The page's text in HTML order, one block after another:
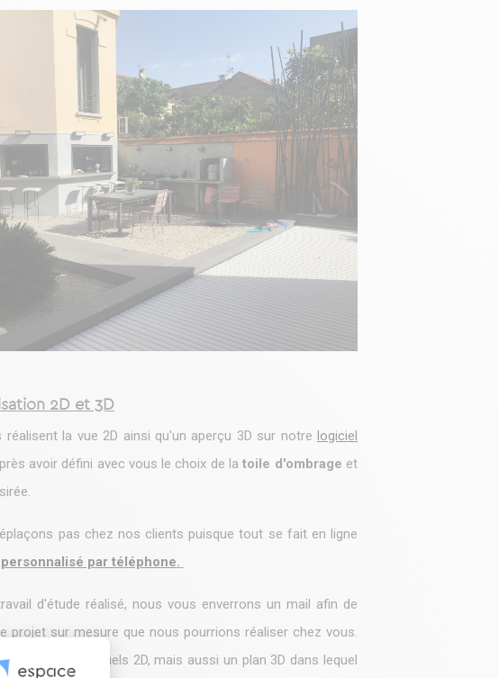
2D et 3D
réalisent la vue 2D ainsi qu'un aperçu 3D sur notre logiciel
avoir défini avec vous le choix de latoile d'ombrage et
pas chez nos clients puisque tout se fait en ligne
par téléphone.
d'étude réalisé, nous vous enverrons un mail afin de
projet sur mesure que nous pourrions réaliser chez vous.
des plans et visuels 2D, mais aussi un plan 3D dans lequel